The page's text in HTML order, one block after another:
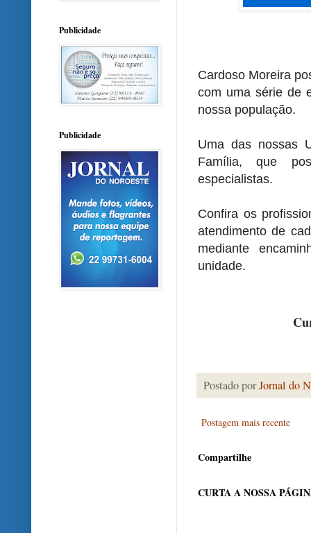
Cardoso Moreira
com uma série de
nossa população.
Uma das nossas
Família, que
especialistas.
Confira os
atendimento de
mediante
unidade.
Postado porJornal do
Postagem mais recente
Compartilhe
CURTA A NOSSA
Publicidade
Publicidade